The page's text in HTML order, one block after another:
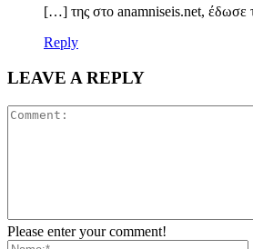
[…] της στο anamniseis.net, έδωσε
Reply
LEAVE A REPLY
Please enter your comment!